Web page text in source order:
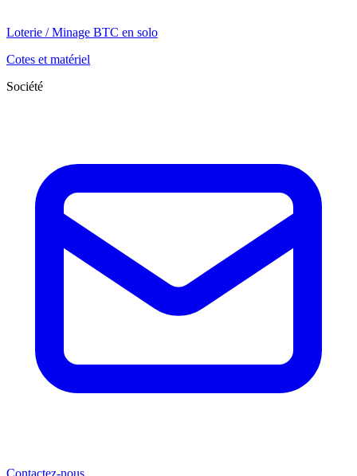
Loterie / Minage BTC en solo
Cotes et matériel
Société
Contactez-nous